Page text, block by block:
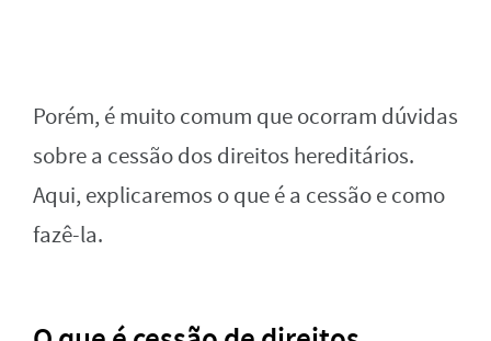
Porém, é muito comum que ocorram dúvidas
sobre a cessão dos direitos hereditários.
Aqui, explicaremos o que é a cessão e como
fazê-la.